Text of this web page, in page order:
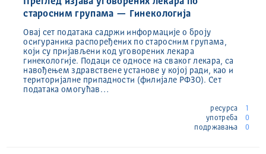
старосним групама — Гинекологија
Овај сет података садржи информације о броју
осигураника распоређених по старосним групама,
који су пријављени код уговорених лекара
гинекологије. Подаци се односе на сваког лекара, са
навођењем здравствене установе у којој ради, као и
територијалне припадности (филијале РФЗО). Сет
података омогућав…
ресурса
1
употреба
0
подржавања
0